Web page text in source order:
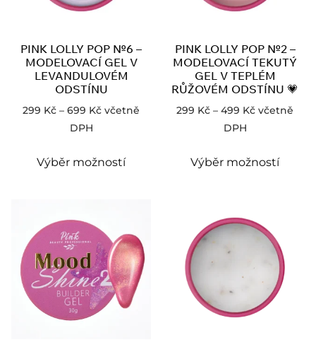
PINK LOLLY POP №6 –
MODELOVACÍ GEL V
LEVANDULOVÉM
ODSTÍNU
299 Kč – 699 Kč včetně
DPH
Výběr možností
PINK LOLLY POP №2 –
MODELOVACÍ TEKUTÝ
GEL V TEPLÉM
RŮŽOVÉM ODSTÍNU 💗
299 Kč – 499 Kč včetně
DPH
Výběr možností